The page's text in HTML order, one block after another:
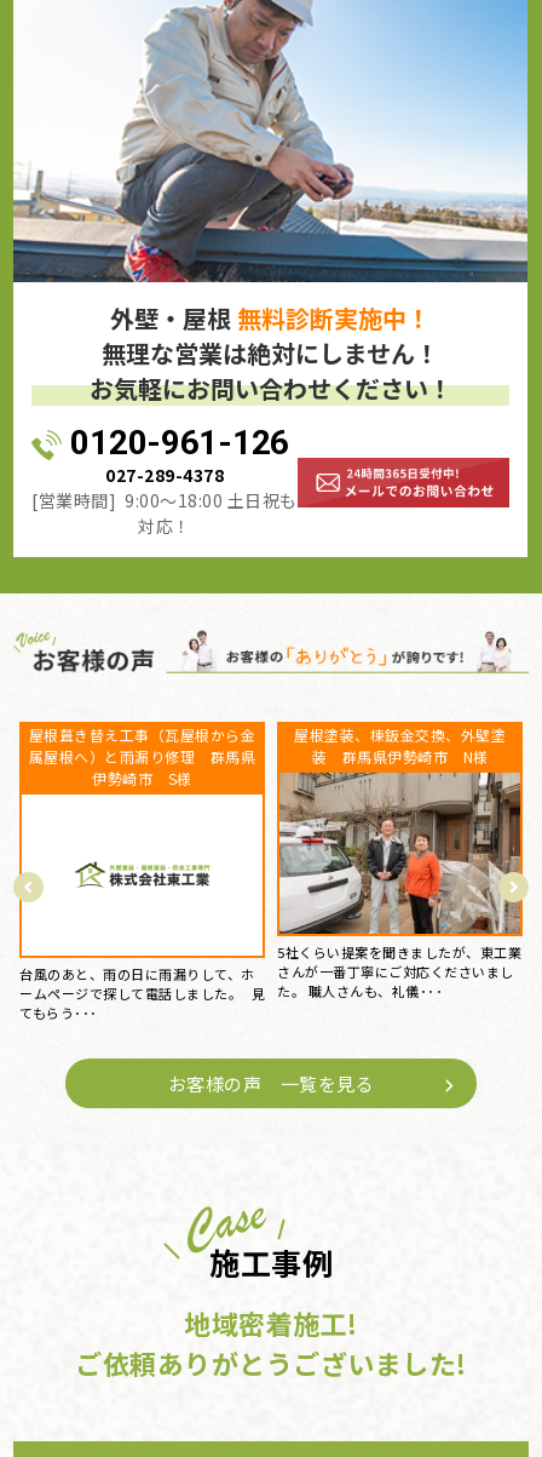
外壁・屋根 無料診断実施中！
無理な営業は絶対にしません！
お気軽にお問い合わせください！
0120-961-126
027-289-4378
[営業時間] 9:00～18:00 土日祝も
対応！
工業
し
ベランダFRP防水工事、屋根カバー
工事、外壁塗装、庇補修工事 群
馬県高崎市 K様
15年前にマイホームを購入してから、
特にお手入れはしておらず、ある時庇
が腐食しているのを見つ･･･
群馬県高崎市 外壁塗装・屋根
装（アドグリーンコート）
以前から、外壁のひび割れを始め、
瓦特有のカビや汚れなどが気になって
おり、東工業さんのホーム･･･
お客様の声 一覧を見る
施工事例
地域密着施工!
ご依頼ありがとうございました!